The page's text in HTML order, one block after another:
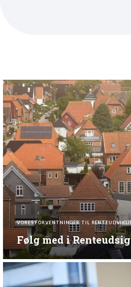
VORES FORVENTNINGER TIL
Følg med i